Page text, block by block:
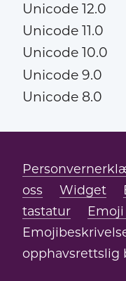
Unicode 12.0
Unicode 11.0
Unicode 10.0
Unicode 9.0
Unicode 8.0
oss
Widget
tastatur
opphavsrettslig